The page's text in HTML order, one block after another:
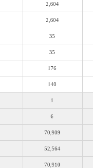
2,604
2,604
35
35
176
140
1
6
70,909
52,564
70,910